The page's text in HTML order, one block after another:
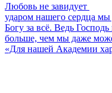
Любовь не завидует
ударом нашего сердца
Богу за всё. Ведь
больше, чем мы даже
«Для нашей Академии